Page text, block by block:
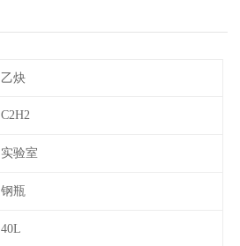
乙炔
C2H2
实验室
钢瓶
40L